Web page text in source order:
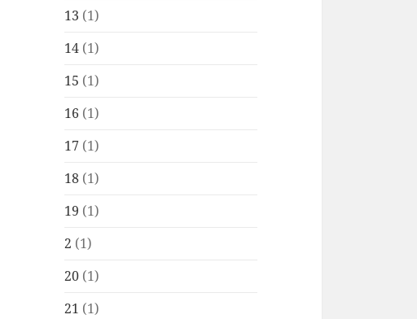
13 (1)
14 (1)
15 (1)
16 (1)
17 (1)
18 (1)
19 (1)
2 (1)
20 (1)
21 (1)